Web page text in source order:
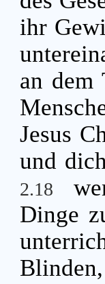
ihr
an dem
Jesus
und
2.18
Dinge